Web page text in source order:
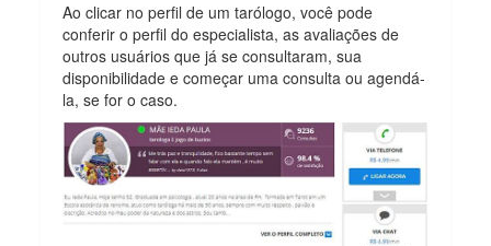
Ao clicar no perfil de um tarólogo, você pode
conferir o perfil do especialista, as avaliações de
outros usuários que já se consultaram, sua
disponibilidade e começar uma consulta ou agendá-
la, se for o caso.